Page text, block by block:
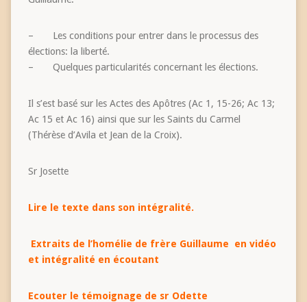
– Les conditions pour entrer dans le processus des
élections: la liberté.
– Quelques particularités concernant les élections.
Il s’est basé sur les Actes des Apôtres (Ac 1, 15-26; Ac 13;
Ac 15 et Ac 16) ainsi que sur les Saints du Carmel
(Thérèse d’Avila et Jean de la Croix).
Sr Josette
Lire le texte dans son intégralité.
Extraits de l’homélie de frère Guillaume en vidéo
et intégralité en écoutant
Ecouter le témoignage de sr Odette